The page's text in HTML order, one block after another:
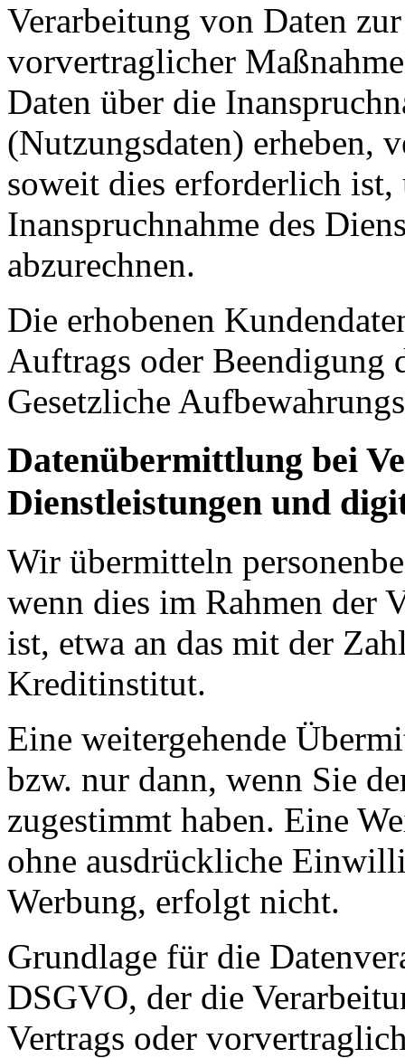
Verarbeitung von Daten
vorvertraglicher
Daten über die
(Nutzungsdaten) erheben,
soweit dies erforderlich ist,
Inanspruchnahme des
abzurechnen.
Die erhobenen
Auftrags oder Beendigung
Gesetzliche
Datenübermittlung bei
Dienstleistungen und
Wir übermitteln
wenn dies im Rahmen der
ist, etwa an das mit der
Kreditinstitut.
Eine weitergehende
bzw. nur dann, wenn Sie
zugestimmt haben. Eine
ohne ausdrückliche
Werbung, erfolgt nicht.
Grundlage für die
DSGVO, der die
Vertrags oder